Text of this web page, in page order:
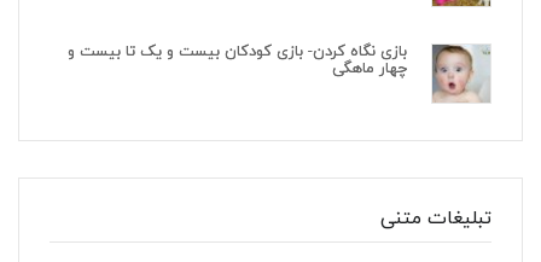
بازی نگاه کردن- بازی کودکان بیست و یک تا بیست و
چهار ماهگی
تبلیغات متنی